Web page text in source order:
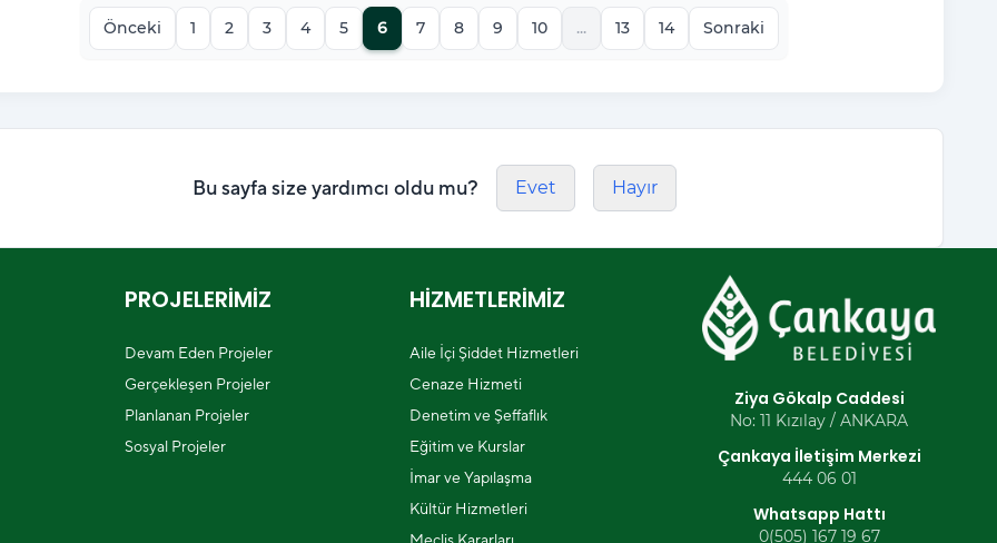
Önceki 1 2 3 4 5 6 7 8 9 10 ... 13 14 Sonraki
Bu sayfa size yardımcı oldu mu? Evet Hayır
PROJELERİMİZ
Devam Eden Projeler
Gerçekleşen Projeler
Planlanan Projeler
Sosyal Projeler
HİZMETLERİMİZ
Aile İçi Şiddet Hizmetleri
Cenaze Hizmeti
Denetim ve Şeffaflık
Eğitim ve Kurslar
İmar ve Yapılaşma
Kültür Hizmetleri
Ziya Gökalp Caddesi
No: 11 Kızılay / ANKARA
Çankaya İletişim Merkezi
444 06 01
Whatsapp Hattı
0(505) 167 19 67